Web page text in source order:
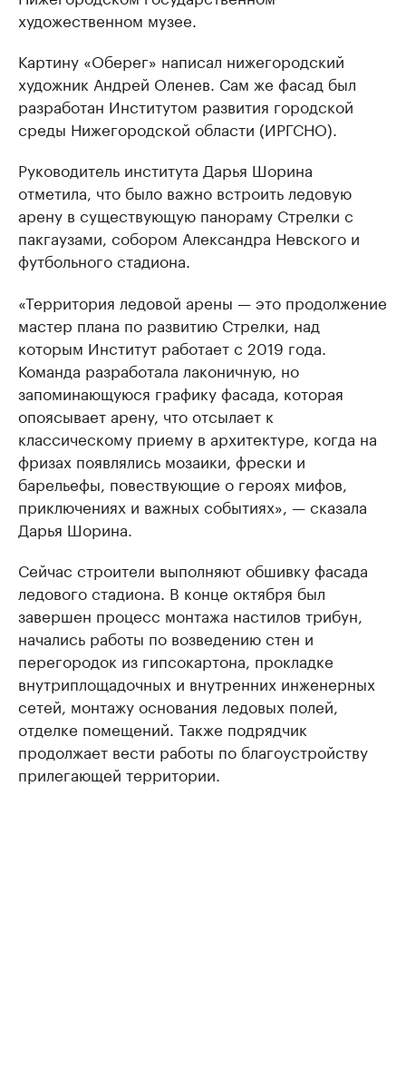
художественном музее.
Картину «Оберег» написал нижегородский
художник Андрей Оленев. Сам же фасад был
разработан Институтом развития городской
среды Нижегородской области (ИРГСНО).
Руководитель института Дарья Шорина
отметила, что было важно встроить ледовую
арену в существующую панораму Стрелки с
пакгаузами, собором Александра Невского и
футбольного стадиона.
«Территория ледовой арены — это продолжение
мастер плана по развитию Стрелки, над
которым Институт работает с 2019 года.
Команда разработала лаконичную, но
запоминающуюся графику фасада, которая
опоясывает арену, что отсылает к
классическому приему в архитектуре, когда на
фризах появлялись мозаики, фрески и
барельефы, повествующие о героях мифов,
приключениях и важных событиях», — сказала
Дарья Шорина.
Сейчас строители выполняют обшивку фасада
ледового стадиона. В конце октября был
завершен процесс монтажа настилов трибун,
начались работы по возведению стен и
перегородок из гипсокартона, прокладке
внутриплощадочных и внутренних инженерных
сетей, монтажу основания ледовых полей,
отделке помещений. Также подрядчик
продолжает вести работы по благоустройству
прилегающей территории.